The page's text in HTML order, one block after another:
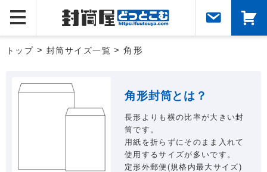
トップ > 封筒サイズ一覧 > 角形
角形封筒とは？
長形よりも横の比率が大きい封
筒です。
用紙を折らずにそのまま入れて
使用するサイズが多いです。
定形外郵便(規格内最大サイズ)